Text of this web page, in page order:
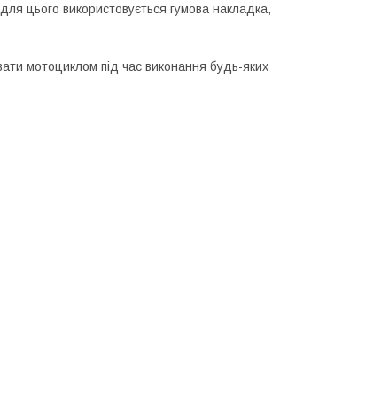
цього використовується гумова накладка,
мотоциклом під час виконання будь-яких